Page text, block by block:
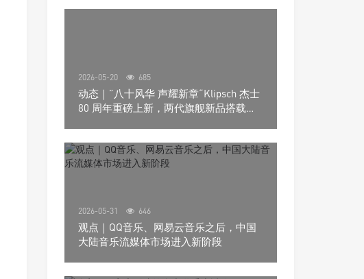
2026-05-20 685
动态｜”八十风华 声耀新章“Klipsch 杰士
80 周年重磅上新，两代旗舰新品搭载硬
2026-05-31 646
观点｜QQ音乐、网易云音乐之后，中国
大陆音乐流媒体市场进入新阶段